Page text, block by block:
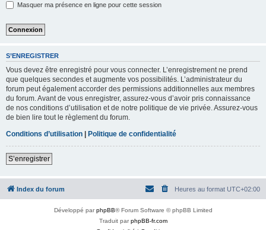
Masquer ma présence en ligne pour cette session
S’ENREGISTRER
Vous devez être enregistré pour vous connecter. L’enregistrement ne prend
que quelques secondes et augmente vos possibilités. L’administrateur du
forum peut également accorder des permissions additionnelles aux membres
du forum. Avant de vous enregistrer, assurez-vous d’avoir pris connaissance
de nos conditions d’utilisation et de notre politique de vie privée. Assurez-vous
de bien lire tout le règlement du forum.
Conditions d’utilisation | Politique de confidentialité
S’enregistrer
Index du forum Heures au format UTC+02:00
Développé parphpBB® Forum Software © phpBB Limited
Traduit parphpBB-fr.com